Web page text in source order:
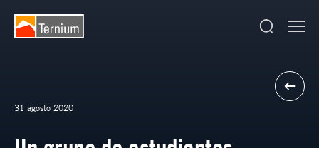
31 agosto 2020